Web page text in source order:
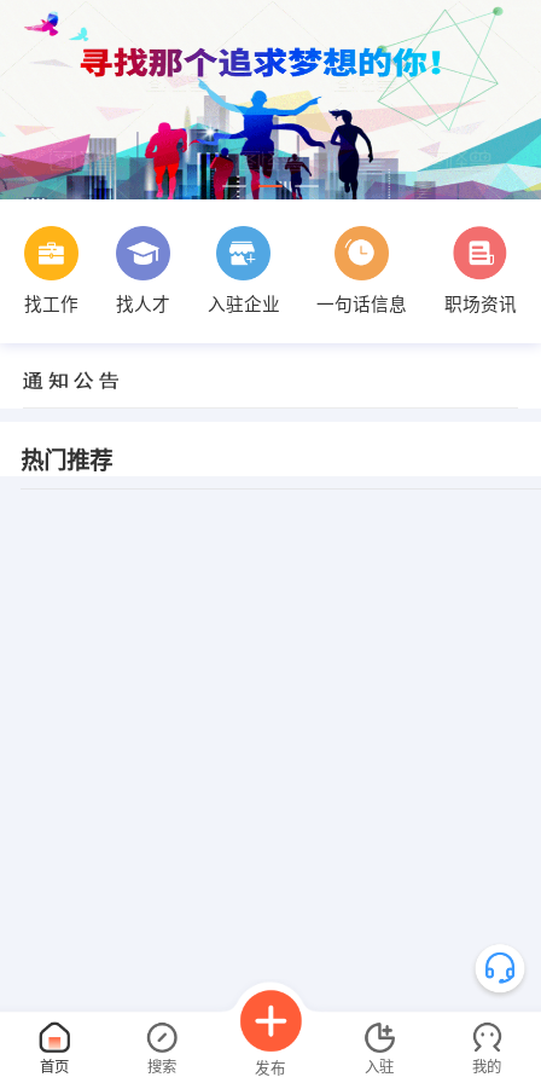
找工作 找人才 入驻企业 一句话信息 职场资讯
热门推荐
首页 搜索 发布 入驻 我的